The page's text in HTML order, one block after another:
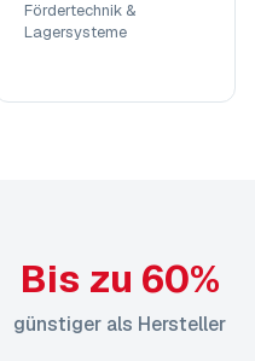
Fördertechnik &
Lagersysteme
Bis zu 60%
günstiger als Hersteller